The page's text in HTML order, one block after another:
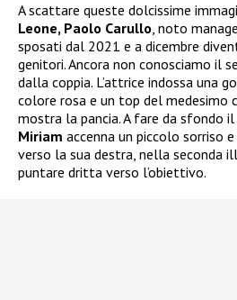
A scattare queste dolcissime
Leone, Paolo Carullo, noto
sposati dal 2021 e a dicembre
genitori. Ancora non conosciamo il
dalla coppia. L’attrice indossa una
colore rosa e un top del medesimo
mostra la pancia. A fare da sfondo
Miriam accenna un piccolo sorriso
verso la sua destra, nella seconda
puntare dritta verso l’obiettivo.